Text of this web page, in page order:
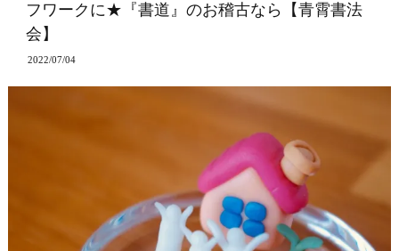
フワークに★『書道』のお稽古なら【青霄書法
会】
2022/07/04